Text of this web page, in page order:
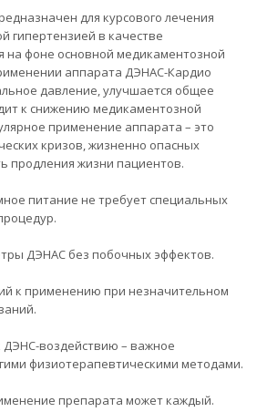
для курсового лечения
гипертензией в качестве
на фоне основной медикаментозной
аппарата ДЭНАС-Кардио
давление, улучшается общее
к снижению медикаментозной
применение аппарата – это
кризов, жизненно опасных
продления жизни пациентов.
питание не требует специальных
ДЭНАС без побочных эффектов.
к применению при незначительном
ДЭНС-воздействию – важное
физиотерапевтическими методами.
препарата может каждый.